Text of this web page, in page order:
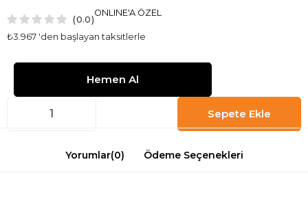
0.0
₺3.967 'den başlayan taksitlerle
ONLINE'A ÖZEL
Yorumlar(0) Ödeme Seçenekleri